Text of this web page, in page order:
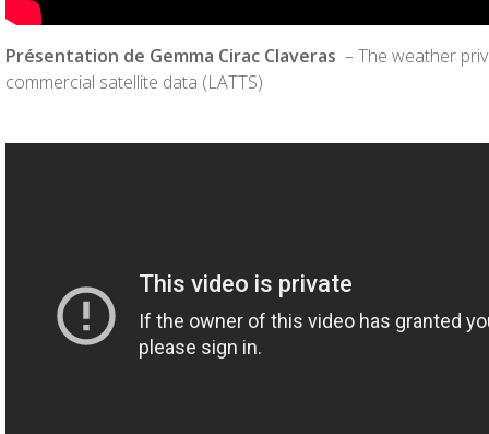
Présentation de Gemma Cirac Claveras – The weather
commercial satellite data (LATTS)